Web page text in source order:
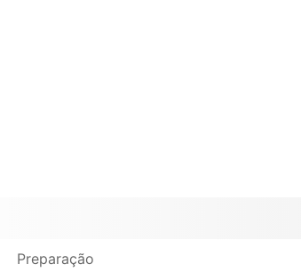
Preparação